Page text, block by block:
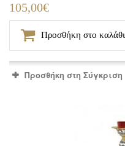
105,00€
Προσθήκη στο καλάθι
Προσθήκη στη Σύγκριση